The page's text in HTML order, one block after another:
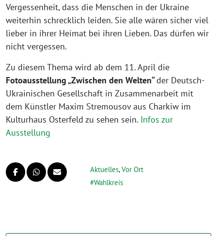
Vergessenheit, dass die Menschen in der Ukraine
weiterhin schrecklich leiden. Sie alle wären sicher viel
lieber in ihrer Heimat bei ihren Lieben. Das dürfen wir
nicht vergessen.
Zu diesem Thema wird ab dem 11. April die
Fotoausstellung „Zwischen den Welten“der Deutsch-
Ukrainischen Gesellschaft in Zusammenarbeit mit
dem Künstler Maxim Stremousov aus Charkiw im
Kulturhaus Osterfeld zu sehen sein. Infos zur
Ausstellung
Aktuelles,Vor Ort
Wahlkreis